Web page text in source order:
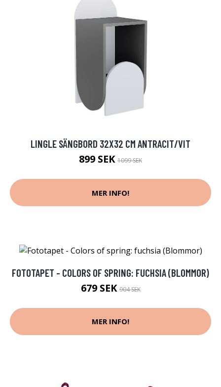
LINGLE SÄNGBORD 32X32 CM ANTRACIT/VIT
899 SEK 1099 SEK
MER INFO!
FOTOTAPET - COLORS OF SPRING: FUCHSIA (BLOMMOR)
679 SEK904 SEK
MER INFO!